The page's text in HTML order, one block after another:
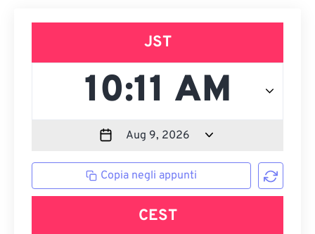
JST
Copia negli appunti
CEST